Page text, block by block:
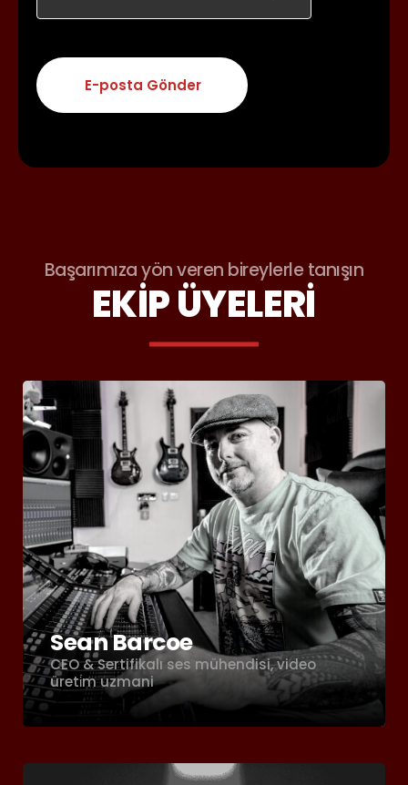
E-posta Gönder
Başarımıza yön veren bireylerle tanışın
EKIP ÜYELERI
Sean Barcoe
CEO & Sertifikalı ses mühendisi, video
üreti̇m uzmani